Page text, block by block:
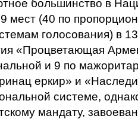
большинство в
мест (40 по
голосования) в
«Процветающая
и 9 по
еркир» и
системе,
мандату,